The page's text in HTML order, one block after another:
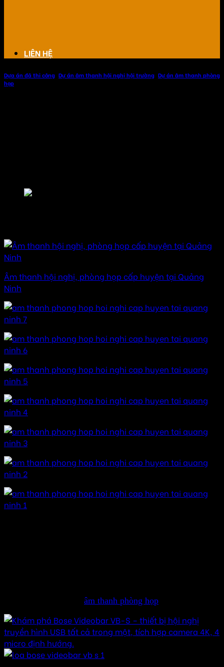
LIÊN HỆ
Dựa án đã thi công Dự án âm thanh hội nghị hội trường Dự án âm thanh phòng
họp
Âm thanh hội nghị, phòng họp cấp huyện tại Quảng
Ninh
âm thanh phòng họp